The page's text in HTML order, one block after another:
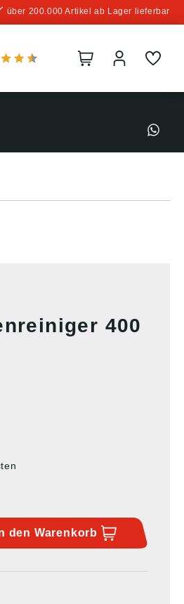
über 200.000 Artikel ab Lager lieferbar
400
den Warenkorb